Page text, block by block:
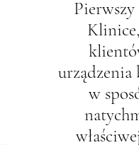
urządzenia
w